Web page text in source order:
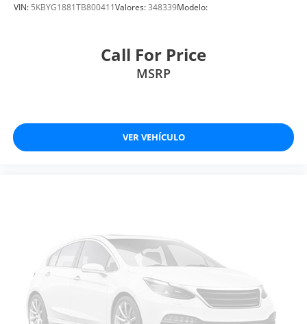
VIN: 5KBYG1881TB800411Valores:348339Modelo:
Call For Price
MSRP
VER VEHÍCULO